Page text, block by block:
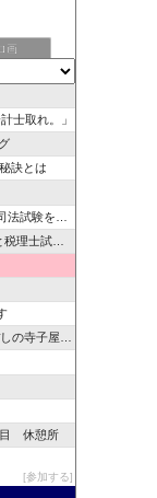
画
士取れ。」
訣とは
目指すブ…
会計士試験
屋ブログ -
休憩所
参加する